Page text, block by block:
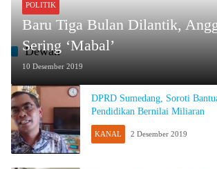
Dewan
POLITIK
Baru Tiga Bulan Dilantik,
Sering ‘Mabal’
10 Desember 2019
DPRD Sumedang, Soroti
Pendidikan Bernilai Miliaran
KANAL 2 Desember 2019